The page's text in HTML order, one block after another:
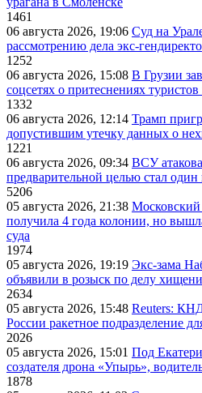
1461
06 августа 2026, 19:06 Суд на
рассмотрению дела экс-
1252
06 августа 2026, 15:08 В Грузии
соцсетях о притеснениях
1332
06 августа 2026, 12:14 Трамп
допустившим утечку данных о
1221
06 августа 2026, 09:34 ВСУ
предварительной целью стал
5206
05 августа 2026, 21:38 Московский
получила 4 года колонии, но
суда
1974
05 августа 2026, 19:19 Экс-зама
объявили в розыск по делу
2634
05 августа 2026, 15:48 Reuters:
России ракетное подразделение
2026
05 августа 2026, 15:01 Под
создателя дрона «Упырь»,
1878